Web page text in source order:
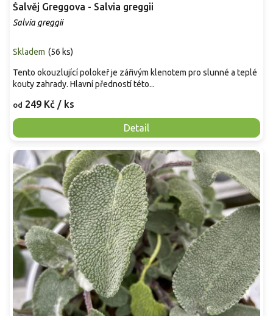
Šalvěj Greggova - Salvia greggii
Salvia greggii
Skladem (56 ks)
od 249 Kč / ks
Detail
Tento okouzlující polokeř je zářivým klenotem pro slunné a teplé
kouty zahrady. Hlavní předností této...